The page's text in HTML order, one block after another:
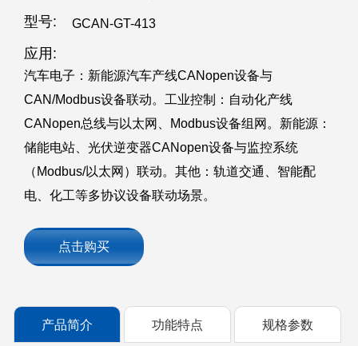
型号: GCAN-GT-413
应用:
汽车电子：新能源汽车产线CANopen设备与
CAN/Modbus设备联动。工业控制：自动化产线
CANopen总线与以太网、Modbus设备组网。新能源：
储能电站、光伏逆变器CANopen设备与监控系统
（Modbus/以太网）联动。其他：轨道交通、智能配
电、化工等多协议设备联动场景。
点击购买
产品简介 功能特点 规格参数